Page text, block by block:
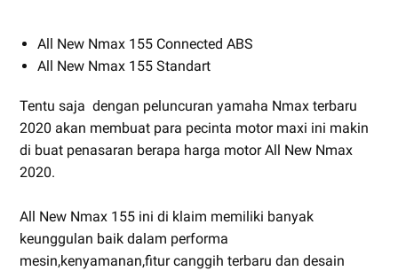
All New Nmax 155 Connected ABS
All New Nmax 155 Standart
Tentu saja dengan peluncuran yamaha Nmax terbaru
2020 akan membuat para pecinta motor maxi ini makin
di buat penasaran berapa harga motor All New Nmax
2020.
All New Nmax 155 ini di klaim memiliki banyak
keunggulan baik dalam performa
mesin,kenyamanan,fitur canggih terbaru dan desain